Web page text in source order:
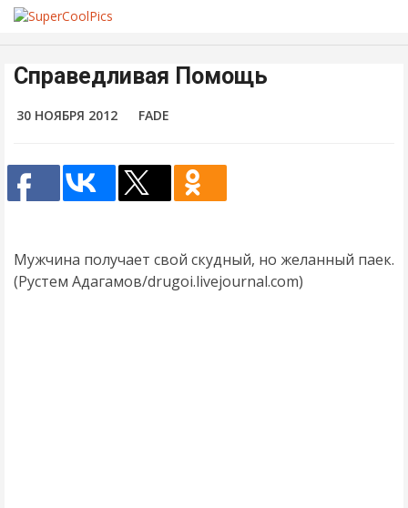
Справедливая Помощь
30 НОЯБРЯ 2012 FADE
Мужчина получает свой скудный, но желанный паек.
(Рустем Адагамов/drugoi.livejournal.com)